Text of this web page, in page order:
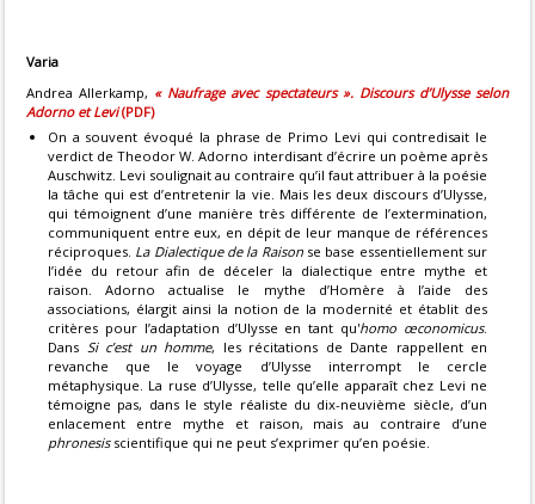
Varia
Andrea Allerkamp, « Naufrage avec spectateurs ». Discours d’Ulysse selon
Adorno et Levi(PDF)
On a souvent évoqué la phrase de Primo Levi qui contredisait le
verdict de Theodor W. Adorno interdisant d’écrire un poème après
Auschwitz. Levi soulignait au contraire qu’il faut attribuer à la poésie
la tâche qui est d’entretenir la vie. Mais les deux discours d’Ulysse,
qui témoignent d’une manière très différente de l’extermination,
communiquent entre eux, en dépit de leur manque de références
réciproques. La Dialectique de la Raisonse base essentiellement sur
l’idée du retour afin de déceler la dialectique entre mythe et
raison. Adorno actualise le mythe d’Homère à l’aide des
associations, élargit ainsi la notion de la modernité et établit des
critères pour l’adaptation d’Ulysse en tant qu'homo œconomicus.
Dans Si c’est un homme, les récitations de Dante rappellent en
revanche que le voyage d’Ulysse interrompt le cercle
métaphysique. La ruse d’Ulysse, telle qu’elle apparaît chez Levi ne
témoigne pas, dans le style réaliste du dix-neuvième siècle, d’un
enlacement entre mythe et raison, mais au contraire d’une
phronesisscientifique qui ne peut s’exprimer qu’en poésie.